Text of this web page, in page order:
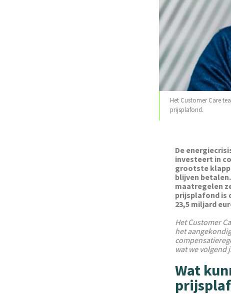
Het Customer Care
prijsplafond.
De
investeert in
grootste
blijven
maatregelen
prijsplafond is
23,5 miljard
Het Customer
het
wat we volgend
Wat